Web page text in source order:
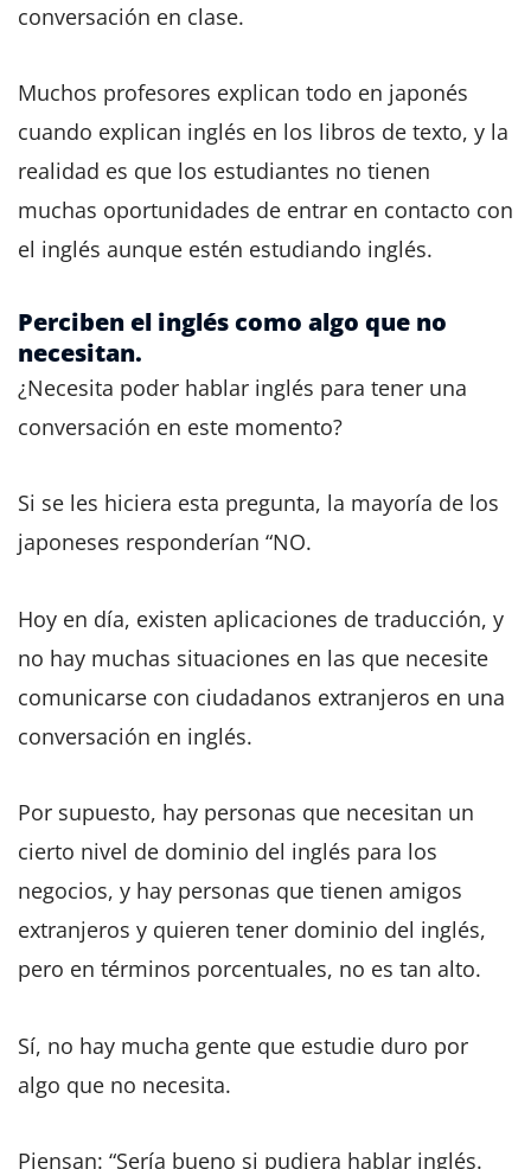
conversación en clase.
Muchos profesores explican todo en japonés
cuando explican inglés en los libros de texto, y la
realidad es que los estudiantes no tienen
muchas oportunidades de entrar en contacto con
el inglés aunque estén estudiando inglés.
Perciben el inglés como algo que no
necesitan.
¿Necesita poder hablar inglés para tener una
conversación en este momento?
Si se les hiciera esta pregunta, la mayoría de los
japoneses responderían “NO.
Hoy en día, existen aplicaciones de traducción, y
no hay muchas situaciones en las que necesite
comunicarse con ciudadanos extranjeros en una
conversación en inglés.
Por supuesto, hay personas que necesitan un
cierto nivel de dominio del inglés para los
negocios, y hay personas que tienen amigos
extranjeros y quieren tener dominio del inglés,
pero en términos porcentuales, no es tan alto.
Sí, no hay mucha gente que estudie duro por
algo que no necesita.
Piensan: “Sería bueno si pudiera hablar inglés.